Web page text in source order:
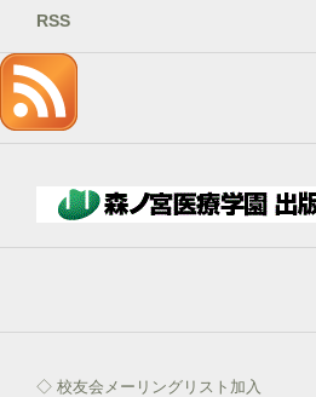
を
記
入
→
ン
RSS
◇ 校友会メーリングリスト加入